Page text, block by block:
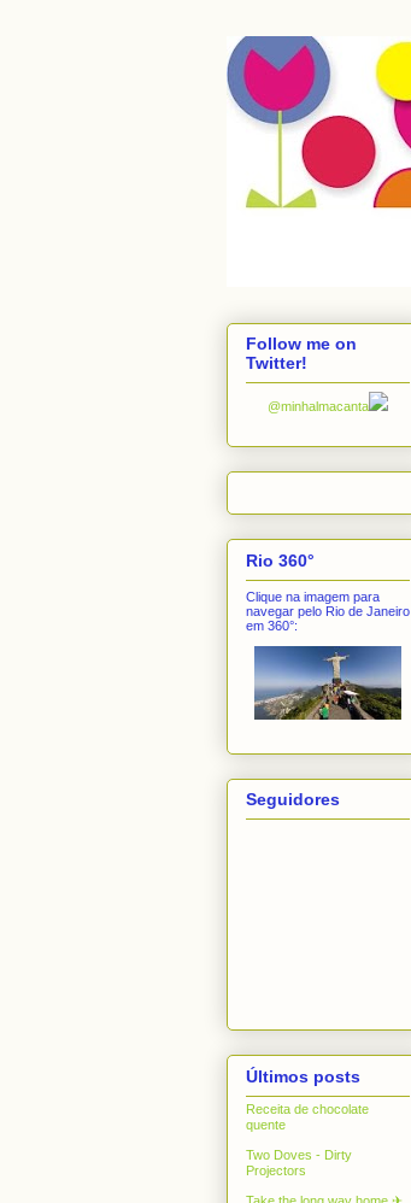
Follow me on
Twitter!
@minhalmacanta
Rio 360°
Clique na imagem para
navegar pelo Rio de Janeiro
em 360°:
Seguidores
Últimos posts
Receita de chocolate
quente
Two Doves - Dirty
Projectors